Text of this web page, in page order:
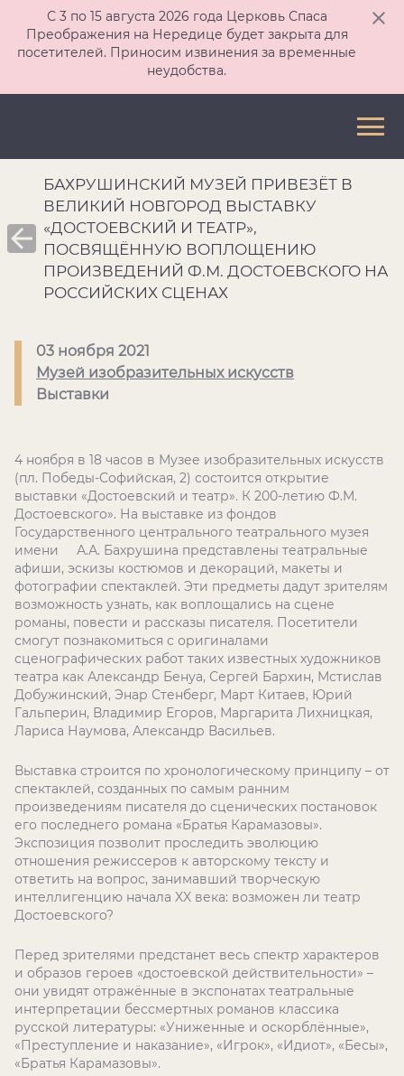
С 3 по 15 августа 2026 года Церковь Спаса
Преображения на Нередице будет закрыта для
посетителей. Приносим извинения за временные
неудобства.
БАХРУШИНСКИЙ МУЗЕЙ ПРИВЕЗЁТ В
ВЕЛИКИЙ НОВГОРОД ВЫСТАВКУ
«ДОСТОЕВСКИЙ И ТЕАТР»,
ПОСВЯЩЁННУЮ ВОПЛОЩЕНИЮ
ПРОИЗВЕДЕНИЙ Ф.М. ДОСТОЕВСКОГО НА
РОССИЙСКИХ СЦЕНАХ
03 ноября 2021
Музей изобразительных искусств
Выставки
4 ноября в 18 часов в Музее изобразительных искусств
(пл. Победы-Софийская, 2) состоится открытие
выставки «Достоевский и театр». К 200-летию Ф.М.
Достоевского». На выставке из фондов
Государственного центрального театрального музея
имени А.А. Бахрушина представлены театральные
афиши, эскизы костюмов и декораций, макеты и
фотографии спектаклей. Эти предметы дадут зрителям
возможность узнать, как воплощались на сцене
романы, повести и рассказы писателя. Посетители
смогут познакомиться с оригиналами
сценографических работ таких известных художников
театра как Александр Бенуа, Сергей Бархин, Мстислав
Добужинский, Энар Стенберг, Март Китаев, Юрий
Гальперин, Владимир Егоров, Маргарита Лихницкая,
Лариса Наумова, Александр Васильев.
Выставка строится по хронологическому принципу – от
спектаклей, созданных по самым ранним
произведениям писателя до сценических постановок
его последнего романа «Братья Карамазовы».
Экспозиция позволит проследить эволюцию
отношения режиссеров к авторскому тексту и
ответить на вопрос, занимавший творческую
интеллигенцию начала XX века: возможен ли театр
Достоевского?
Перед зрителями предстанет весь спектр характеров
и образов героев «достоевской действительности» –
они увидят отражённые в экспонатах театральные
интерпретации бессмертных романов классика
русской литературы: «Униженные и оскорблённые»,
«Преступление и наказание», «Игрок», «Идиот», «Бесы»,
«Братья Карамазовы».